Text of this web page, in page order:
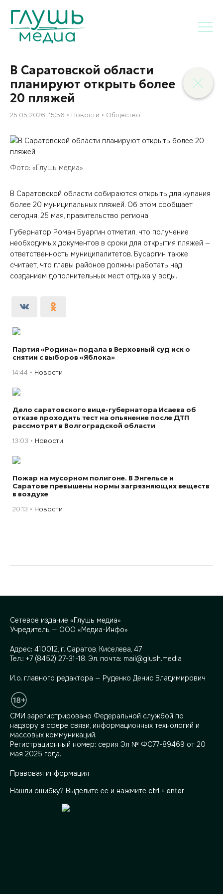
В Саратовской области
планируют открыть более
20 пляжей
25.05.2026, 15:56 Новости Общество
Фото: «Глушь медиа»
В Саратовской области собираются открыть для купания
более 20 муниципальных пляжей. Об этом сообщает
сегодня, 25 мая, правительство региона
Губернатор Роман Буаргин отметил, что получение
необходимых документов в сроки для открытия пляжей —
ответственность муниципалитетов. Бусаргин также
считает, что главы районов должны работать над
созданием дополнительных мест отдыха у воды.
Партия «Родина» подала в Верховный суд иск о
снятии с выборов «Яблока»
14:44 Новости
Дело саратовского вице-губернатора Исаева об
отказе проходить тест на опьянение после ДТП
рассмотрят в Волгоградской области
13:03 Новости
Пожар на мусорном полигоне. В Энгельсе и
Саратове превышены нормы загрязняющих веществ
в воздухе
20:13 Новости
Сетевое издание «Глушь медиа»
Учредитель — ООО «Медиа-Инфо»
Адрес: 410012, г. Саратов, Киселева, 47
Тел.: +7 (8452) 27-31-18. Эл. почта: mail@glush.media
И.о. главного редактора — Руденко Денис Владимирович
СМИ зарегистрировано Федеральной службой по
надзору в сфере связи, информационных технологий и
массовых коммуникаций.
Регистрационный номер: серия Эл № ФС77-89469 от 20
мая 2025 года.
Правовая информация
Нашли ошибку? Выделите ее и нажмите ctrl + enter